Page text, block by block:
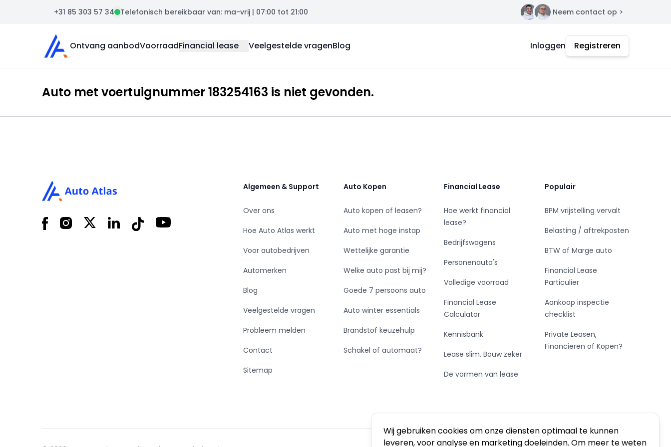
Wij gebruiken cookies om onze diensten optimaal te kunnen
leveren, voor analyse en marketing doeleinden. Om meer te weten
+31 85 303 57 34 Telefonisch bereikbaar van: ma-vrij | 07:00 tot 21:00 Contact Neem contact op >
Auto Atlas
Ontvang aanbodVoorraadFinancial lease Veelgestelde vragenBlog Inloggen Registreren
Auto met voertuignummer 183254163 is niet gevonden.
FacebookInstagram
X LinkedInTiktok YouTube
Algemeen & Support
Over ons
Hoe Auto Atlas werkt
Voor autobedrijven
Automerken
Blog
Veelgestelde vragen
Probleem melden
Contact
Sitemap
Auto Kopen
Auto kopen of leasen?
Auto met hoge instap
Wettelijke garantie
Welke auto past bij mij?
Goede 7 persoons auto
Auto winter essentials
Brandstof keuzehulp
Schakel of automaat?
Financial Lease
Hoe werkt financial
lease?
Bedrijfswagens
Personenauto's
Volledige voorraad
Financial Lease
Calculator
Kennisbank
Lease slim. Bouw zeker
De vormen van lease
Populair
BPM vrijstelling vervalt
Belasting / aftrekposten
BTW of Marge auto
Financial Lease
Particulier
Aankoop inspectie
checklist
Private Leasen,
Financieren of Kopen?